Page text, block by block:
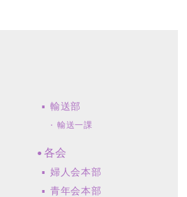
輸送部
輸送一課
各会
婦人会本部
青年会本部